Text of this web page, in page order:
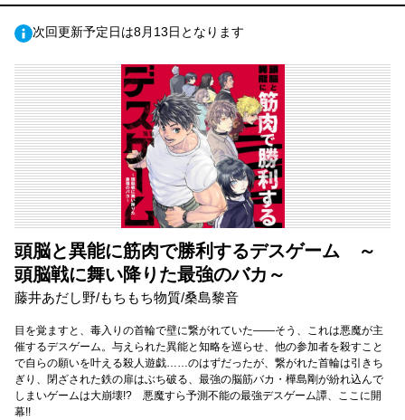
次回更新予定日は8月13日となります
頭脳と異能に筋肉で勝利するデスゲーム ～
頭脳戦に舞い降りた最強のバカ～
藤井あだし野/もちもち物質/桑島黎音
目を覚ますと、毒入りの首輪で壁に繋がれていた――そう、これは悪魔が主
催するデスゲーム。与えられた異能と知略を巡らせ、他の参加者を殺すこと
で自らの願いを叶える殺人遊戯……のはずだったが、繋がれた首輪は引きち
ぎり、閉ざされた鉄の扉はぶち破る、最強の脳筋バカ・樺島剛が紛れ込んで
しまいゲームは大崩壊!? 悪魔すら予測不能の最強デスゲーム譚、ここに開
幕!!